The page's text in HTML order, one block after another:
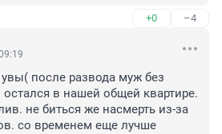
+0 –4
увы( после развода муж без
остался в нашей общей квартире.
не биться же насмерть из-за
со временем еще лучше